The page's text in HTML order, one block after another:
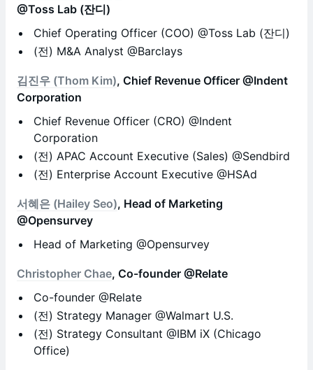
@Toss Lab (잔디)
Chief Operating Officer (COO) @Toss Lab (잔디)
(전) M&A Analyst @Barclays
김진우 (Thom Kim), Chief Revenue Officer @Indent
Corporation
Chief Revenue Officer (CRO) @Indent
Corporation
(전) APAC Account Executive (Sales) @Sendbird
(전) Enterprise Account Executive @HSAd
서혜은 (Hailey Seo), Head of Marketing
@Opensurvey
Head of Marketing @Opensurvey
Christopher Chae, Co-founder @Relate
Co-founder @Relate
(전) Strategy Manager @Walmart U.S.
(전) Strategy Consultant @IBM iX (Chicago
Office)